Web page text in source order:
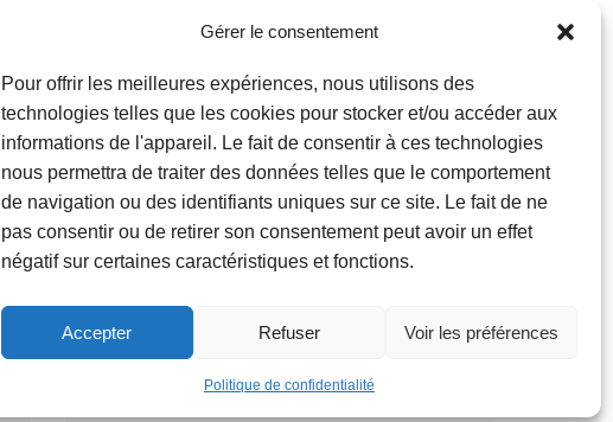
Gérer le consentement
Pour offrir les meilleures expériences, nous utilisons des
technologies telles que les cookies pour stocker et/ou accéder aux
informations de l'appareil. Le fait de consentir à ces technologies
nous permettra de traiter des données telles que le comportement
de navigation ou des identifiants uniques sur ce site. Le fait de ne
pas consentir ou de retirer son consentement peut avoir un effet
négatif sur certaines caractéristiques et fonctions.
Accepter Refuser Voir les préférences
Politique de confidentialité
Familles
Rénovation de la plaine de
jeux du parc Garcet
de jeux du parc Garcet a rouvert ses portes
début juillet et restera accessible à toutes et